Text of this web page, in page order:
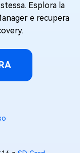
Esplora la
e recupera